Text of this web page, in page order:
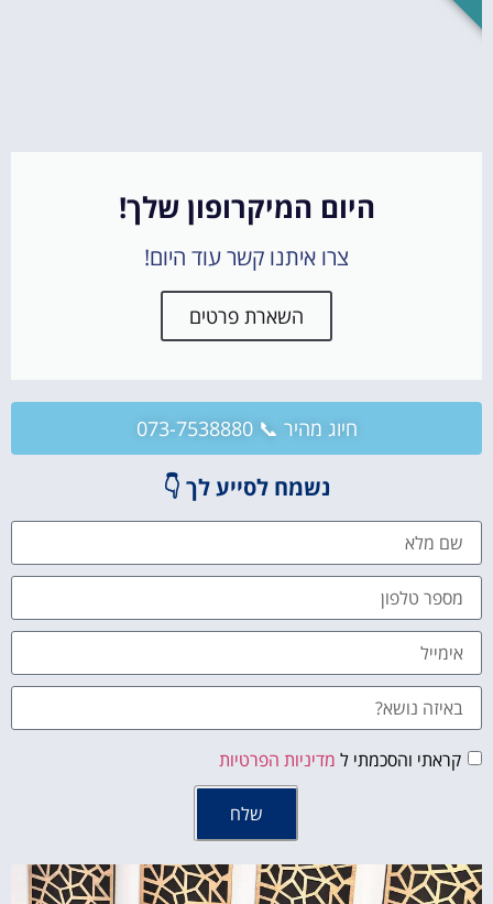
היום המיקרופון שלך!
צרו איתנו קשר עוד היום!
השארת פרטים
חיוג מהיר 📞 073-7538880
נשמח לסייע לך 👇
קראתי והסכמתי ל מדיניות הפרטיות
שלח